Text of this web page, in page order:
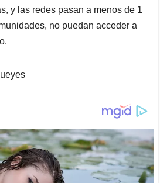
y las redes pasan a menos de 1
no puedan acceder a